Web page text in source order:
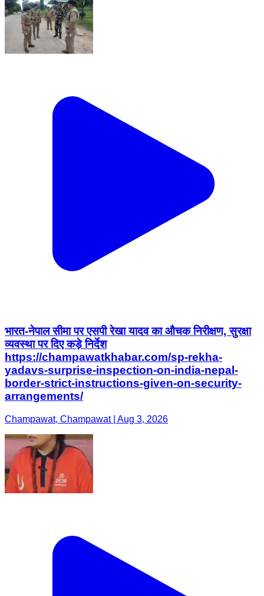
भारत-नेपाल सीमा पर एसपी रेखा यादव का औचक निरीक्षण, सुरक्षा
व्यवस्था पर दिए कड़े निर्देश
https://champawatkhabar.com/sp-rekha-
yadavs-surprise-inspection-on-india-nepal-
border-strict-instructions-given-on-security-
arrangements/
Champawat, Champawat | Aug 3, 2026